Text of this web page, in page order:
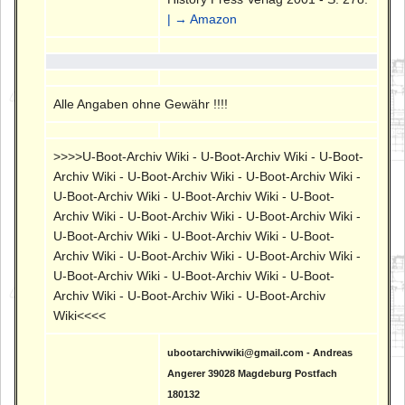
| → Amazon
Alle Angaben ohne Gewähr !!!!
>>>>U-Boot-Archiv Wiki - U-Boot-Archiv Wiki - U-Boot-
Archiv Wiki - U-Boot-Archiv Wiki - U-Boot-Archiv Wiki -
U-Boot-Archiv Wiki - U-Boot-Archiv Wiki - U-Boot-
Archiv Wiki - U-Boot-Archiv Wiki - U-Boot-Archiv Wiki -
U-Boot-Archiv Wiki - U-Boot-Archiv Wiki - U-Boot-
Archiv Wiki - U-Boot-Archiv Wiki - U-Boot-Archiv Wiki -
U-Boot-Archiv Wiki - U-Boot-Archiv Wiki - U-Boot-
Archiv Wiki - U-Boot-Archiv Wiki - U-Boot-Archiv
Wiki<<<<
ubootarchivwiki@gmail.com - Andreas
Angerer 39028 Magdeburg Postfach
180132